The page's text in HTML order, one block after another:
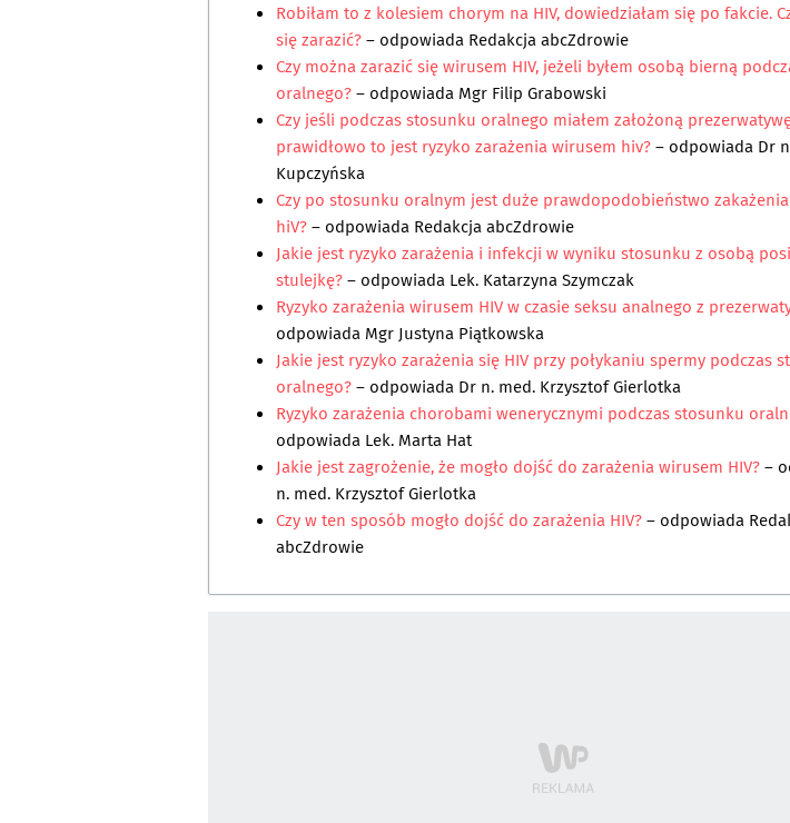
Robiłam to z kolesiem chorym na HIV, dowiedziałam się po fakcie.
się zarazić?– odpowiada Redakcja abcZdrowie
Czy można zarazić się wirusem HIV, jeżeli byłem osobą bierną
oralnego?– odpowiada Mgr Filip Grabowski
Czy jeśli podczas stosunku oralnego miałem założoną
prawidłowo to jest ryzyko zarażenia wirusem hiv?– odpowiada Dr
Kupczyńska
Czy po stosunku oralnym jest duże prawdopodobieństwo
hiV?– odpowiada Redakcja abcZdrowie
Jakie jest ryzyko zarażenia i infekcji w wyniku stosunku z osobą
stulejkę?– odpowiada Lek. Katarzyna Szymczak
Ryzyko zarażenia wirusem HIV w czasie seksu analnego z
odpowiada Mgr Justyna Piątkowska
Jakie jest ryzyko zarażenia się HIV przy połykaniu spermy podczas
oralnego?– odpowiada Dr n. med. Krzysztof Gierlotka
Ryzyko zarażenia chorobami wenerycznymi podczas stosunku
odpowiada Lek. Marta Hat
Jakie jest zagrożenie, że mogło dojść do zarażenia wirusem HIV?–
n. med. Krzysztof Gierlotka
Czy w ten sposób mogło dojść do zarażenia HIV?– odpowiada
abcZdrowie